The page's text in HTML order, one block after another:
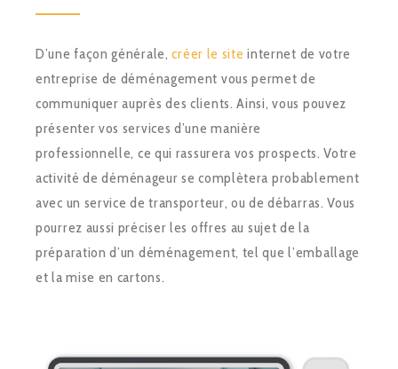
D’une façon générale,créer le site internet de votre
entreprise de déménagement vous permet de
communiquer auprès des clients. Ainsi, vous pouvez
présenter vos services d’une manière
professionnelle, ce qui rassurera vos prospects. Votre
activité de déménageur se complètera probablement
avec un service de transporteur, ou de débarras. Vous
pourrez aussi préciser les offres au sujet de la
préparation d’un déménagement, tel que l’emballage
et la mise en cartons.